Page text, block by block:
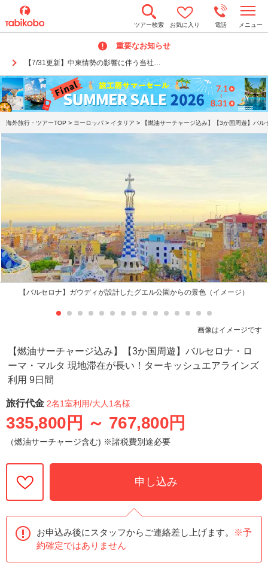
ツアー検索 お気に入り 電話 メニュー
重要なお知らせ
【7/31更新】中東情勢の影響に伴う当社…
o
n
a
v
i
g
a
t
海外旅行・ツアーTOP > ヨーロッパ > イタリア > 【燃油サーチャージ込み】【3か国周遊】バ
【バルセロナ】ガウディが設計したグエル公園からの景色（イメージ）
画像はイメージです
【燃油サーチャージ込み】【3か国周遊】バルセロナ・ロ
ーマ・マルタ 現地滞在が長い！ターキッシュエアラインズ
利用 9日間
旅行代金 2名1室利用/大人1名様
335,800円 ～ 767,800円
（燃油サーチャージ含む) ※諸税費別途必要
申し込み
お申込み後にスタッフからご連絡差し上げます。
※予
約確定ではありません